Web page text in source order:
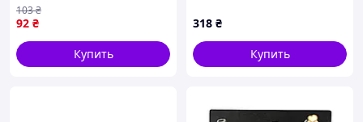
92 ₴
103₴
Купить
120 г
318 ₴
Купить